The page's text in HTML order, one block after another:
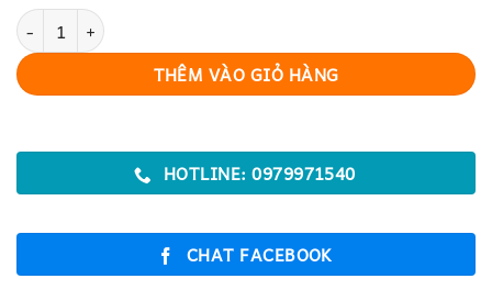
Đèn Học – Ánh Sáng Chuẩn Cho Việc Học Tập & Làm Việc số
THÊM VÀO GIỎ HÀNG
HOTLINE: 0979971540
CHAT FACEBOOK